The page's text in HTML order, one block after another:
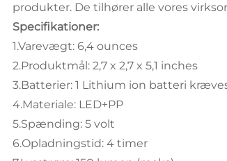
produkter. De tilhører alle vores
Specifikationer:
1.Varevægt: 6,4 ounces
2.Produktmål: 2,7 x 2,7 x 5,1 inches
3.Batterier: 1 Lithium ion batteri
4.Materiale: LED+PP
5.Spænding: 5 volt
6.Opladningstid: 4 timer